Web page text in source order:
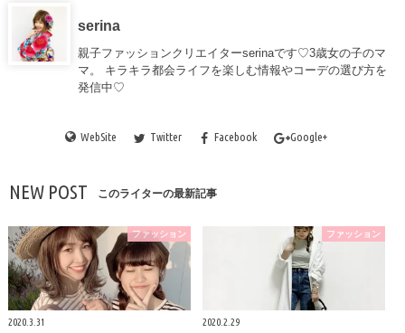
serina
親子ファッションクリエイターserinaです♡3歳女の子のマ
マ。 キラキラ都会ライフを楽しむ情報やコーデの選び方を
発信中♡
WebSite Twitter Facebook Google+
NEW POST このライターの最新記事
ファッション
2020.3.31
ファッション
2020.2.29